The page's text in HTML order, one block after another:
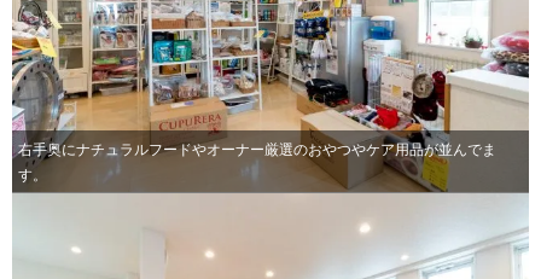
右手奥にナチュラルフードやオーナー厳選のおやつやケア用品が並んでま
す。